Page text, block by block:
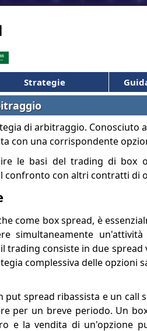
Strategie
di arbitraggio. Conosciuto
con una corrispondente
le basi del trading di box
con altri contratti di
come box spread, è
simultaneamente
trading consiste in due
complessiva delle
put spread ribassista e un
per un breve periodo. Un
e la vendita di un'opzione